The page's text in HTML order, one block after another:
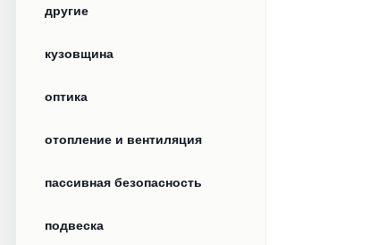
другие
кузовщина
оптика
отопление и вентиляция
пассивная безопасность
подвеска